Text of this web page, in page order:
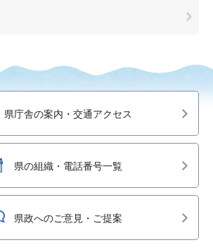
県庁舎の案内・交通アクセス
県の組織・電話番号一覧
県政へのご意見・ご提案